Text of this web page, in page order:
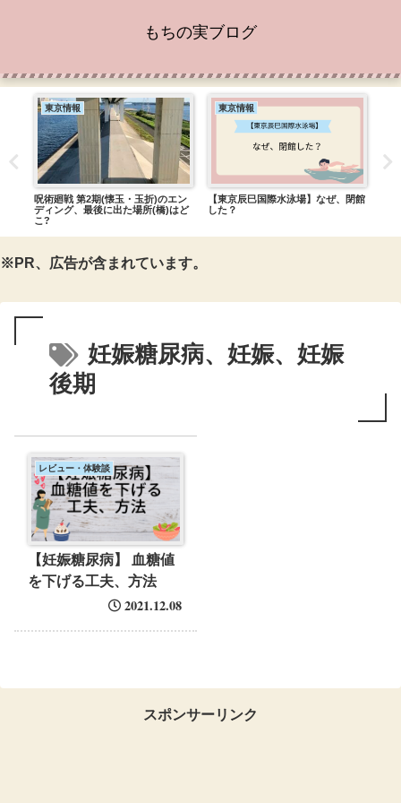
もちの実ブログ
東京情報
呪術廻戦 第2期(懐玉・玉折)のエン
ディング、最後に出た場所(橋)はど
こ?
東京情報
【東京辰巳国際水泳場】なぜ、閉館
した？
※PR、広告が含まれています。
妊娠糖尿病、妊娠、妊娠
後期
レビュー・体験談
【妊娠糖尿病】 血糖値
を下げる工夫、方法
2021.12.08
スポンサーリンク